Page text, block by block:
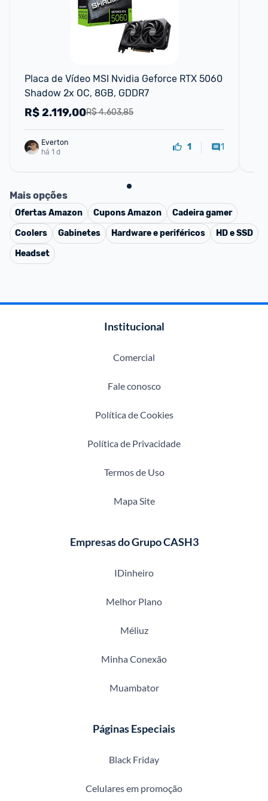
Placa de Vídeo MSI Nvidia Geforce RTX 5060
Shadow 2x OC, 8GB, GDDR7
R$ 4.603,85
R$2.119,00
Everton
há 1 d
1 1
Mais opções
OfertasAmazon CuponsAmazon
Cadeira gamer
Coolers
Gabinetes Hardware e periféricos
HD e SSD
Headset
Institucional
Comercial
Fale conosco
Política de Cookies
Política de Privacidade
Termos de Uso
Mapa Site
Empresas do Grupo CASH3
IDinheiro
Melhor Plano
Méliuz
Minha Conexão
Muambator
Páginas Especiais
Black Friday
Celulares em promoção